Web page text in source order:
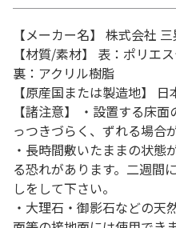
【メーカー名】 株式会社
【材質/素材】 表：ポリエ
裏：アクリル樹脂
【原産国または製造地】 日
【諸注意】 ・設置する床
っつきづらく、ずれる場合
・長時間敷いたままの状態
る恐れがあります。二週間
しをして下さい。
・大理石・御影石などの天